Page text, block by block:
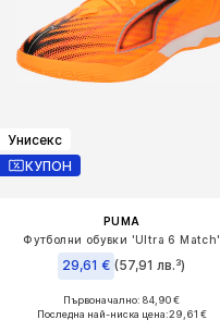
Унисекс
КУПОН
PUMA
Футболни обувки 'Ultra 6 Match'
29,61 € (57,91 лв.³)
Налични размери: 44,5
Първоначално: 84,90 €
Последна най-ниска цена:29,61 €